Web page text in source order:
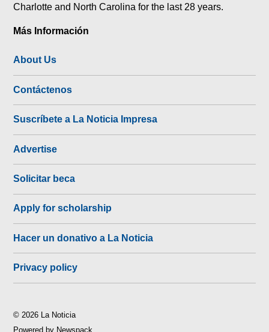
Charlotte and North Carolina for the last 28 years.
Más Información
About Us
Contáctenos
Suscríbete a La Noticia Impresa
Advertise
Solicitar beca
Apply for scholarship
Hacer un donativo a La Noticia
Privacy policy
© 2026 La Noticia
Powered by Newspack